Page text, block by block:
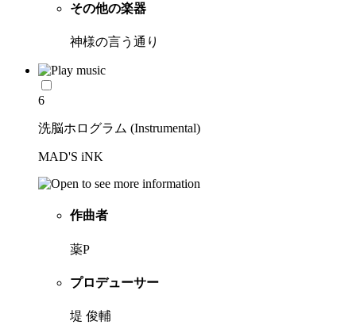
その他の楽器
神様の言う通り
6
洗脳ホログラム (Instrumental)
MAD'S iNK
作曲者
薬P
プロデューサー
堤 俊輔